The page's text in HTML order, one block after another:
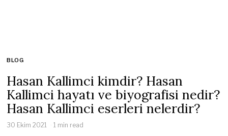
BLOG
Hasan Kallimci kimdir? Hasan
Kallimci hayatı ve biyografisi nedir?
Hasan Kallimci eserleri nelerdir?
30 Ekim 2021 1 min read